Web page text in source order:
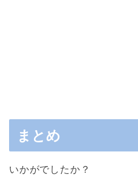
まとめ
いかがでしたか？